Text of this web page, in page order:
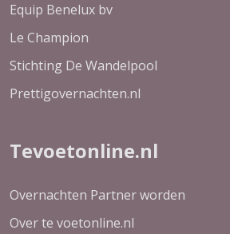
Equip Benelux bv
Le Champion
Stichting De Wandelpool
Prettigovernachten.nl
Tevoetonline.nl
Overnachten Partner worden
Over te voetonline.nl